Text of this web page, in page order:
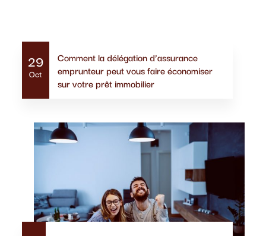
Actualités similaires
29
Oct
Comment la délégation d’assurance
emprunteur peut vous faire économiser
sur votre prêt immobilier